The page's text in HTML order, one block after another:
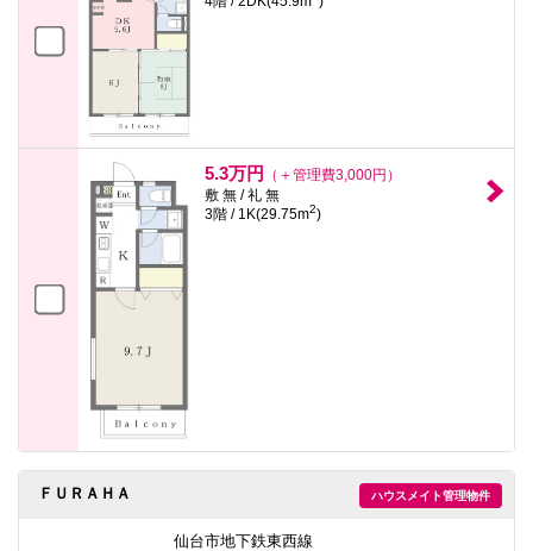
5.3万円
（＋管理費3,000円）
敷 無 / 礼 無
3階 / 1K(29.75m2)
ハウスメイト管理物件
ＦＵＲＡＨＡ
仙台市地下鉄東西線